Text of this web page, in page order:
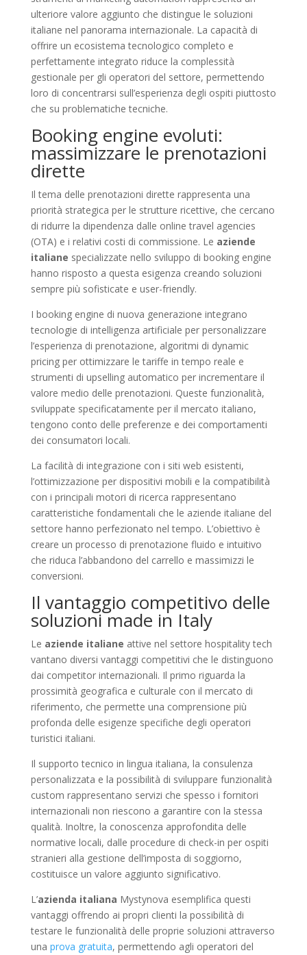
ulteriore valore aggiunto che distingue le soluzioni
italiane nel panorama internazionale. La capacità di
offrire un ecosistema tecnologico completo e
perfettamente integrato riduce la complessità
gestionale per gli operatori del settore, permettendo
loro di concentrarsi sull’esperienza degli ospiti piuttosto
che su problematiche tecniche.
Booking engine evoluti:
massimizzare le prenotazioni
dirette
Il tema delle prenotazioni dirette rappresenta una
priorità strategica per le strutture ricettive, che cercano
di ridurre la dipendenza dalle online travel agencies
(OTA) e i relativi costi di commissione. Le aziende
italiane specializzate nello sviluppo di booking engine
hanno risposto a questa esigenza creando soluzioni
sempre più sofisticate e user-friendly.
I booking engine di nuova generazione integrano
tecnologie di intelligenza artificiale per personalizzare
l’esperienza di prenotazione, algoritmi di dynamic
pricing per ottimizzare le tariffe in tempo reale e
strumenti di upselling automatico per incrementare il
valore medio delle prenotazioni. Queste funzionalità,
sviluppate specificatamente per il mercato italiano,
tengono conto delle preferenze e dei comportamenti
dei consumatori locali.
La facilità di integrazione con i siti web esistenti,
l’ottimizzazione per dispositivi mobili e la compatibilità
con i principali motori di ricerca rappresentano
caratteristiche fondamentali che le aziende italiane del
settore hanno perfezionato nel tempo. L’obiettivo è
creare un processo di prenotazione fluido e intuitivo
che riduca l’abbandono del carrello e massimizzi le
conversioni.
Il vantaggio competitivo delle
soluzioni made in Italy
Le aziende italiane attive nel settore hospitality tech
vantano diversi vantaggi competitivi che le distinguono
dai competitor internazionali. Il primo riguarda la
prossimità geografica e culturale con il mercato di
riferimento, che permette una comprensione più
profonda delle esigenze specifiche degli operatori
turistici italiani.
Il supporto tecnico in lingua italiana, la consulenza
personalizzata e la possibilità di sviluppare funzionalità
custom rappresentano servizi che spesso i fornitori
internazionali non riescono a garantire con la stessa
qualità. Inoltre, la conoscenza approfondita delle
normative locali, dalle procedure di check-in per ospiti
stranieri alla gestione dell’imposta di soggiorno,
costituisce un valore aggiunto significativo.
L’azienda italiana Mystynova esemplifica questi
vantaggi offrendo ai propri clienti la possibilità di
testare le funzionalità delle proprie soluzioni attraverso
una prova gratuita, permettendo agli operatori del